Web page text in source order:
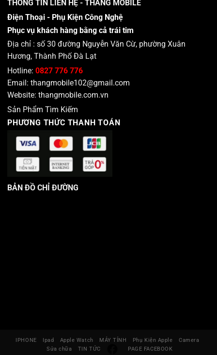
THÔNG TIN LIÊN HỆ - THẮNG MOBILE
Điện Thoại - Phụ Kiện Công Nghệ
Phục vụ khách hàng bằng cả trái tim
Địa chỉ : số 30 đường Nguyễn Văn Cừ, phường Xuân
Hương, Thành Phố Đà Lạt
Hotline: 0827 776 776
Email: thangmobile102@gmail.com
Website: thangmobile.com.vn
Sản Phẩm Tìm Kiếm
PHƯƠNG THỨC THANH TOÁN
BẢN ĐỒ CHỈ ĐƯỜNG
IPHONE Ipad Apple Watch MÁY TÍNH Phụ Kiện Apple
Camera
Sửa chữa
TIN TỨC PAGE FACEBOOK